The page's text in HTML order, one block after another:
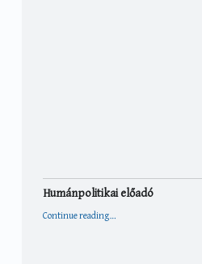
Humánpolitikai előadó
Continue reading…